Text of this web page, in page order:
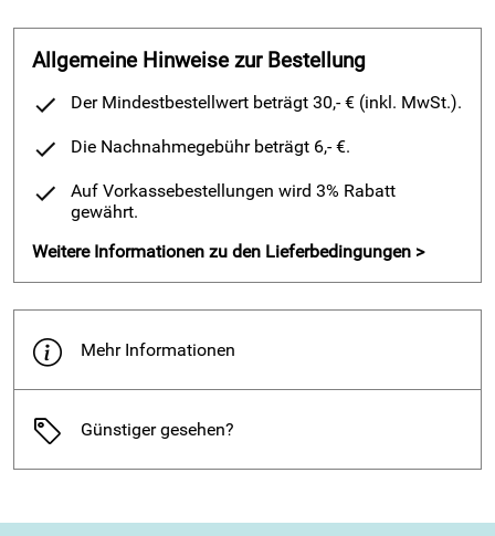
Superbequem-Fußbett für eine natürliche
Abrollbewegung
Original-Ersatzfußbett einzeln Nachbestellbar
sehr lange Haltbarkeit durch Handnaht
Einlagen geeignet
Form:"Classic" Naturform kräftiger Fuß
Hersteller UVP 119.90€
Allgemeine Hinweise zur Bestellung
Der Mindestbestellwert beträgt 30,- € (inkl. MwSt.).
Die Nachnahmegebühr beträgt 6,- €.
Auf Vorkassebestellungen wird 3% Rabatt
gewährt.
Weitere Informationen zu den Lieferbedingungen >
Mehr Informationen
Günstiger gesehen?